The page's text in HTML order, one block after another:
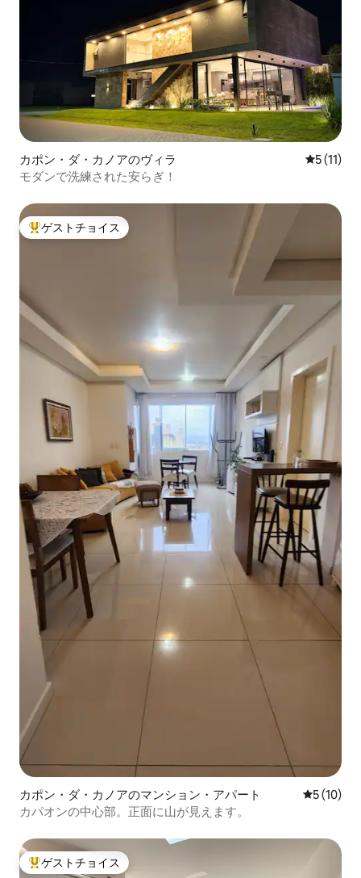
カポン・ダ・カノアのヴィラ レビュー
5 (11)
モダンで洗練された安らぎ！
大好評のゲストチョイスです。
ゲストチョイス
カポン・ダ・カノアのマンション・アパート レビュー
5 (10)
カパオンの中心部。正面に山が見えます。
大好評のゲストチョイスです。
ゲストチョイス